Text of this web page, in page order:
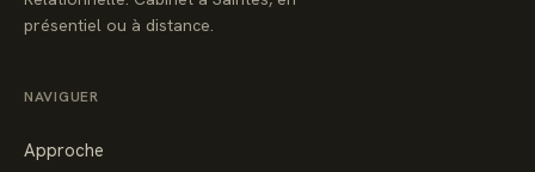
présentiel ou à distance.
NAVIGUER
Approche